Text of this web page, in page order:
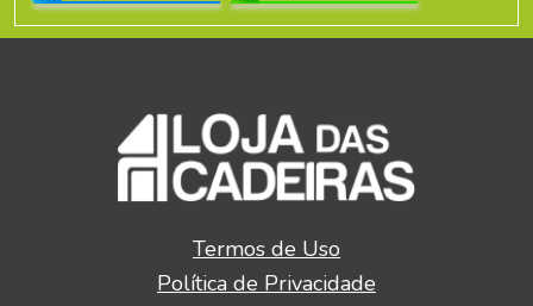
Termos de Uso
Política de Privacidade